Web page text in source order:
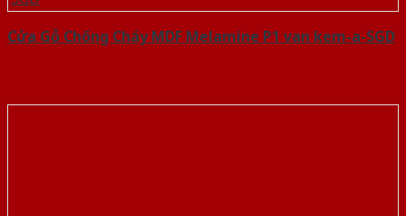
Cửa Gỗ Chống Cháy MDF Melamine P1 van kem-a-SGD